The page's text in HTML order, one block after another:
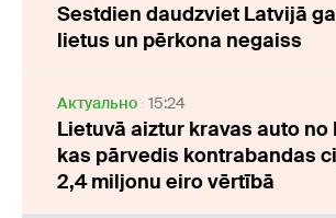
Sestdien daudzviet Latvijā
lietus un pērkona negaiss
Актуально 15:24
Lietuvā aiztur kravas auto no
kas pārvedis kontrabandas
2,4 miljonu eiro vērtībā